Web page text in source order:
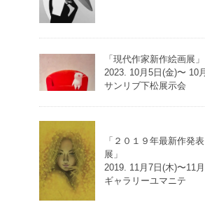
「現代作家新作絵画展」
2023. 10月5日(金)〜 10
サンリブ下松展示会
「２０１９年最新作発
展」
2019. 11月7日(木)〜11
ギャラリーユマニテ